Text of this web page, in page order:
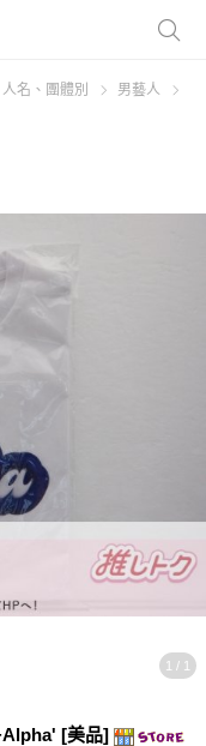
人名、團體別
男藝人
1 / 1
[美品]